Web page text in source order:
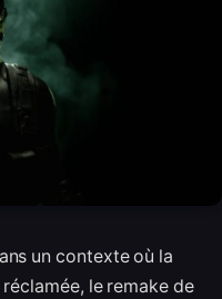
un contexte où la
le remake de